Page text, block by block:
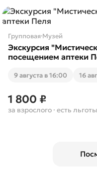
Групповая·Музей
Экскурсия
посещением аптеки
9 августа в 16:00 16
1 800 ₽
за взрослого · есть льготы